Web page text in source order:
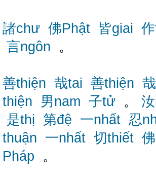
諸chư 佛Phật 皆giai
言ngôn 。
善thiện 哉tai 善thiện
thiện
男nam 子tử 。
是thị 第đệ 一nhất 忍
thuận 一nhất 切thiết
Pháp 。